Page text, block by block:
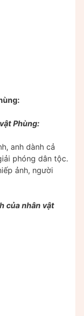
Phùng:
anh dành cả
phóng dân tộc.
ảnh, người
của nhân vật